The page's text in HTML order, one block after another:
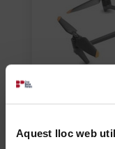
Aquest lloc web